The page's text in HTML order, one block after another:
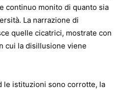
continuo monito di quanto sia
La narrazione di
quelle cicatrici, mostrate con
cui la disillusione viene
le istituzioni sono corrotte, la